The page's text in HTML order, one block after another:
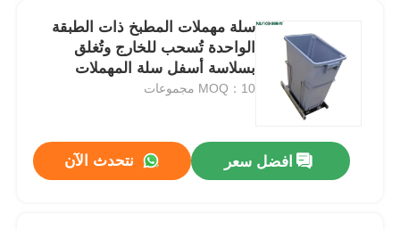
سلة مهملات المطبخ ذات الطبقة
الواحدة تُسحب للخارج وتُغلق
بسلاسة أسفل سلة المهملات
MOQ：10 مجموعات
افضل سعر نتحدث الآن